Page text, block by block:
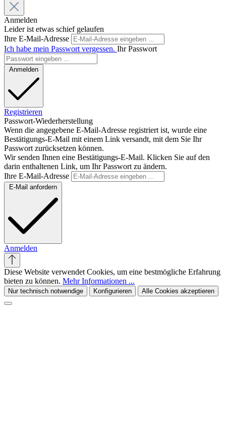
Anmelden
Leider ist etwas schief gelaufen
Ihre E-Mail-Adresse
Ich habe mein Passwort vergessen. Ihr Passwort
Anmelden
Registrieren
Passwort-Wiederherstellung
Wenn die angegebene E-Mail-Adresse registriert ist, wurde eine
Bestätigungs-E-Mail mit einem Link versandt, mit dem Sie Ihr
Passwort zurücksetzen können.
Wir senden Ihnen eine Bestätigungs-E-Mail. Klicken Sie auf den
darin enthaltenen Link, um Ihr Passwort zu ändern.
Ihre E-Mail-Adresse
E-Mail anfordern
Anmelden
Diese Website verwendet Cookies, um eine bestmögliche Erfahrung
bieten zu können. Mehr Informationen ...
Nur technisch notwendige Konfigurieren Alle Cookies akzeptieren